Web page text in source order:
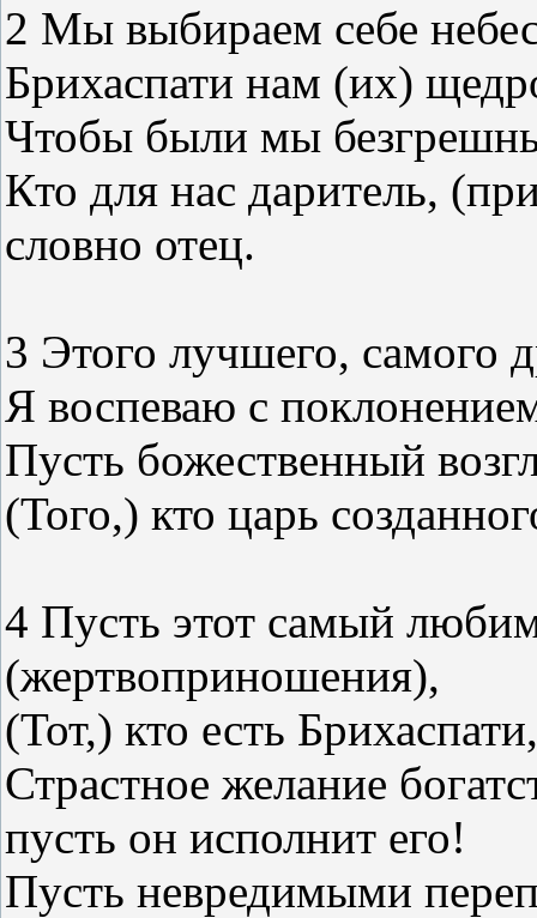
2 Мы выбираем себе
Брихаспати нам (их)
Чтобы были мы
Кто для нас даритель,
словно отец.
3 Этого лучшего, самого
Я воспеваю с
Пусть божественный
(Того,) кто царь
4 Пусть этот самый
(жертвоприношения),
(Тот,) кто есть
Страстное желание
пусть он исполнит его!
Пусть невредимыми